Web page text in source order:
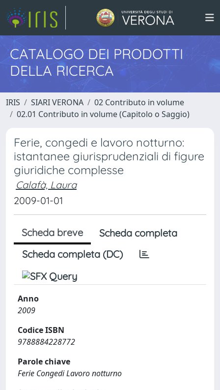
CATALOGO DEI PRODOTTI
DELLA RICERCA
IRIS SIARI VERONA
02 Contributo in volume
02.01 Contributo in volume (Capitolo o Saggio)
Ferie, congedi e lavoro notturno:
istantanee giurisprudenziali di figure
giuridiche complesse
Calafà, Laura
2009-01-01
Scheda breve
Scheda completa
Scheda completa (DC)
Anno
2009
Codice ISBN
9788884228772
Parole chiave
Ferie Congedi Lavoro notturno